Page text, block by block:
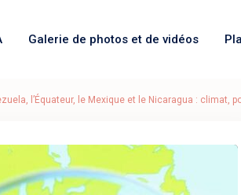
Galerie de photos et de vidéos
l’Équateur, le Mexique et le Nicaragua : climat,